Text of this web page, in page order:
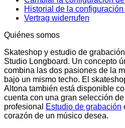
Historial de la
Vertrag widerrufen
Quiénes somos
Skateshop y estudio de
Studio Longboard. Un concepto
combina las dos pasiones de la
bajo un mismo techo. El
Altona también está disponible
cuenta con una gran selección
profesional
Estudio de grabación
corazón de un músico desea.